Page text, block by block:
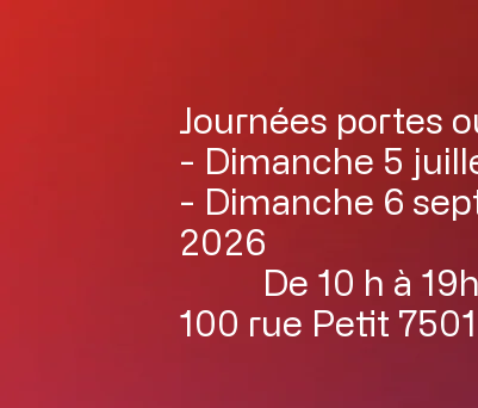
Journées portes
- Dimanche 5
- Dimanche 6
2026
De 10 h à 19h
100 rue Petit